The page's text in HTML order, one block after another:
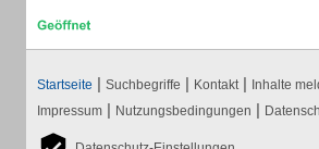
Startseite | Suchbegriffe | Kontakt | Inhalte
Impressum | Nutzungsbedingungen |